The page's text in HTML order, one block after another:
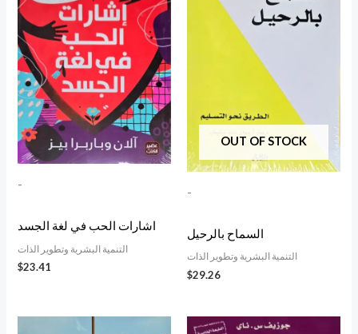
-
اشارات الحب في لغة الجسد
التنمية البشرية وتطوير الذات
$23.41
OUT OF STOCK
-
السماح بالرحيل
التنمية البشرية وتطوير الذات
$29.26